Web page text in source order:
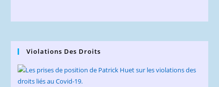
Violations Des Droits